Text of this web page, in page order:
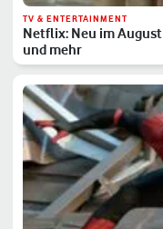
TV & ENTERTAINMENT
Netflix: Neu im
und mehr